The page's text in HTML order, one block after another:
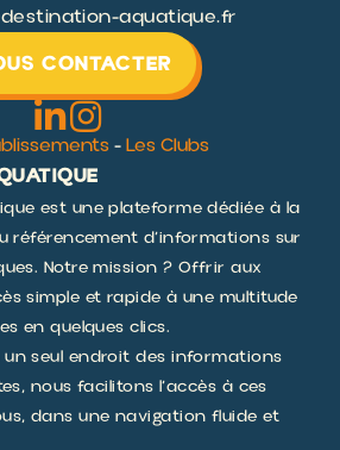
CONTACTER
-Les Clubs
est une plateforme dédiée à la
référencement d’informations sur
Notre mission ? Offrir aux
en quelques clics.
un seul endroit des informations
nous facilitons l’accès à ces
Aquatique, votre référence